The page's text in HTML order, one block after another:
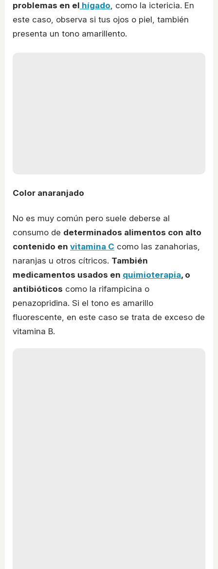
problemas en el hígado, como la ictericia. En
este caso, observa si tus ojos o piel, también
presenta un tono amarillento.
Color anaranjado
No es muy común pero suele deberse al
consumo de determinados alimentos con alto
contenido en vitamina C como las zanahorias,
naranjas u otros cítricos. También
medicamentos usados en quimioterapia, o
antibióticos como la rifampicina o
penazopridina. Si el tono es amarillo
fluorescente, en este caso se trata de exceso de
vitamina B.